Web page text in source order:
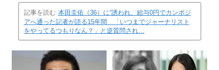
記事を読む 本田圭佑（36）に“誘われ、給与0円でカンボジ
アへ通った記者が語る15年間 「いつまでジャーナリスト
をやってるつもりなん？」と逆質問され…